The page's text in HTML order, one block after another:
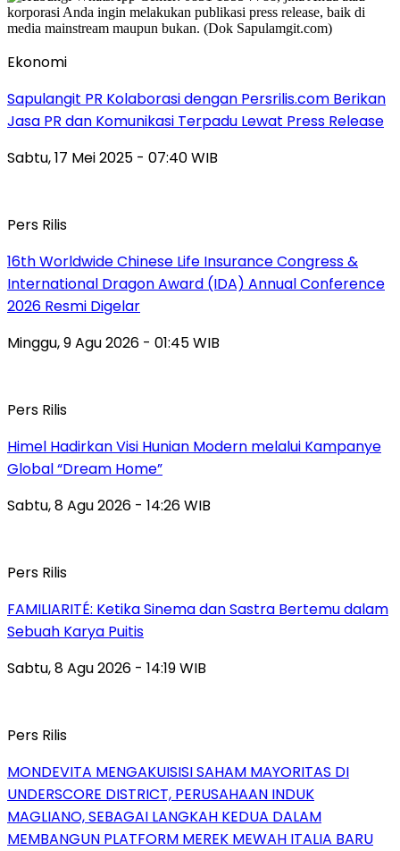
Ekonomi
Sapulangit PR Kolaborasi dengan Persrilis.com Berikan
Jasa PR dan Komunikasi Terpadu Lewat Press Release
Sabtu, 17 Mei 2025 - 07:40 WIB
Pers Rilis
16th Worldwide Chinese Life Insurance Congress &
International Dragon Award (IDA) Annual Conference
2026 Resmi Digelar
Minggu, 9 Agu 2026 - 01:45 WIB
Pers Rilis
Himel Hadirkan Visi Hunian Modern melalui Kampanye
Global “Dream Home”
Sabtu, 8 Agu 2026 - 14:26 WIB
Pers Rilis
FAMILIARITÉ: Ketika Sinema dan Sastra Bertemu dalam
Sebuah Karya Puitis
Sabtu, 8 Agu 2026 - 14:19 WIB
Pers Rilis
MONDEVITA MENGAKUISISI SAHAM MAYORITAS DI
UNDERSCORE DISTRICT, PERUSAHAAN INDUK
MAGLIANO, SEBAGAI LANGKAH KEDUA DALAM
MEMBANGUN PLATFORM MEREK MEWAH ITALIA BARU